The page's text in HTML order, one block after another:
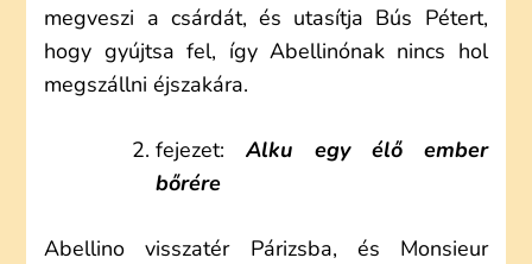
megveszi a csárdát, és utasítja Bús Pétert,
hogy gyújtsa fel, így Abellinónak nincs hol
megszállni éjszakára.
fejezet:Alku egy élő ember
bőrére
Abellino visszatér Párizsba, és Monsieur